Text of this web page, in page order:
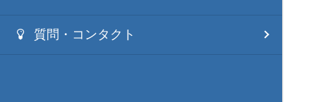
質問・コンタクト